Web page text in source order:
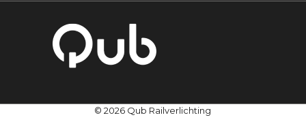
© 2026 Qub Railverlichting